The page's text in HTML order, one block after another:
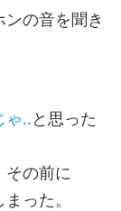
の音を聞き
ゃ‥と思った
その前に
った。